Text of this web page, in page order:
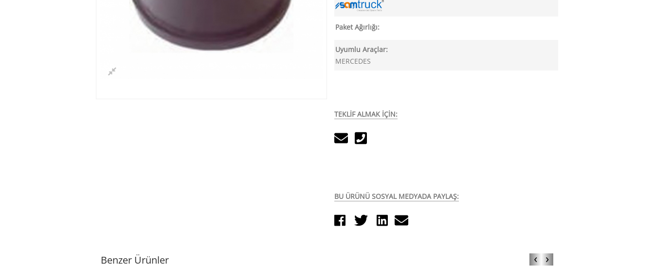
Paket Ağırlığı:
Uyumlu Araçlar:
MERCEDES
TEKLİF ALMAK İÇİN:
BU ÜRÜNÜ SOSYAL MEDYADA PAYLAŞ:
Benzer Ürünler ‹ ›